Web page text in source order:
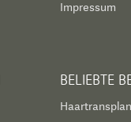
Impressum
BELIEBTE